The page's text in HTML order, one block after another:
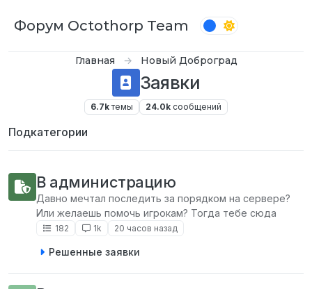
Форум Octothorp Team
Главная Новый Доброград
Заявки
6.7k темы 24.0k сообщений
Подкатегории
В администрацию
Давно мечтал последить за порядком на сервере?
Или желаешь помочь игрокам? Тогда тебе сюда
182 1k 20 часов назад
Решенные заявки